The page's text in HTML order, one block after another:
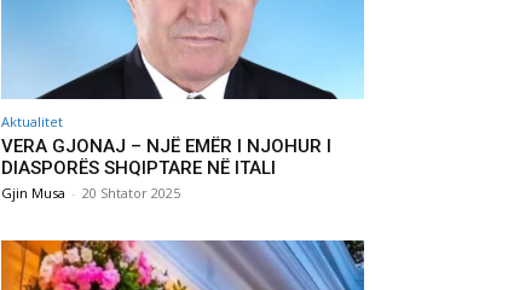
Aktualitet
VERA GJONAJ – NJË EMËR I NJOHUR I
DIASPORËS SHQIPTARE NË ITALI
Gjin Musa - 20 Shtator 2025